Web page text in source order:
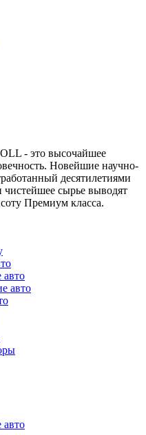
- это высочайшее
Новейшие научно-
десятилетиями
чистейшее сырье выводят
Премиум класса.
авто
авто
авто